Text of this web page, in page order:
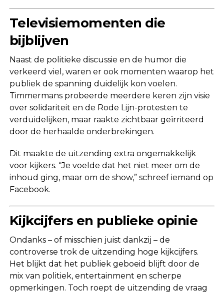
Televisiemomenten die
bijblijven
Naast de politieke discussie en de humor die
verkeerd viel, waren er ook momenten waarop het
publiek de spanning duidelijk kon voelen.
Timmermans probeerde meerdere keren zijn visie
over solidariteit en de Rode Lijn-protesten te
verduidelijken, maar raakte zichtbaar geïrriteerd
door de herhaalde onderbrekingen.
Dit maakte de uitzending extra ongemakkelijk
voor kijkers. “Je voelde dat het niet meer om de
inhoud ging, maar om de show,” schreef iemand op
Facebook.
Kijkcijfers en publieke opinie
Ondanks – of misschien juist dankzij – de
controverse trok de uitzending hoge kijkcijfers.
Het blijkt dat het publiek geboeid blijft door de
mix van politiek, entertainment en scherpe
opmerkingen. Toch roept de uitzending de vraag